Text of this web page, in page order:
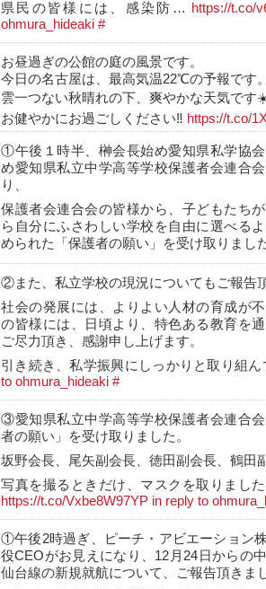
県民の皆様には、感染防…
https://t.co/
ohmura_hideaki #
お昼過ぎの公館の庭の風景です。
今日の名古屋は、最高気温22℃の予報です
雲一つない秋晴れの下、爽やかな天気です
お健やかにお過ごしください‼️ https://t.co/
①午後１時半、榊会長始め愛知県私学協
め愛知県私立中学高等学校保護者会連合
り、
保護者会連合会の皆様から、子どもたち
ら自分にふさわしい学校を自由に選べる
められた「保護者の願い」を受け取りまし
②また、私立学校の現況についてもご報告
社会の発展には、よりよい人材の育成が
の皆様には、日頃より、特色ある教育を
ご尽力頂き、感謝申し上げます。
引き続き、私学振興にしっかりと取り組
to ohmura_hideaki #
③愛知県私立中学高等学校保護者会連合
者の願い」を受け取りました。
坂野会長、尾矢副会長、徳田副会長、鶴田
写真を撮るときだけ、マスクを取りまし
https://t.co/Vxbe8W97YP in reply to
①午後2時過ぎ、ピーチ・アビエーション
役CEOがお見えになり、12月24日から
仙台線の新規就航について、ご報告頂きま